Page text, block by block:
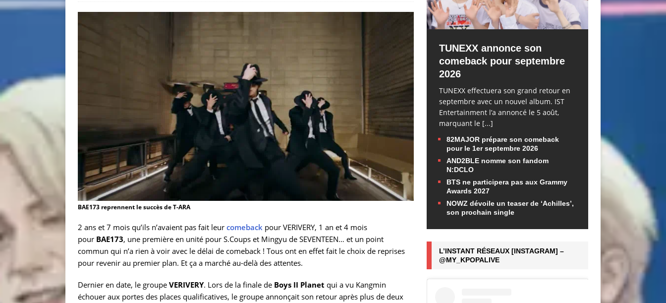
BAE173 reprennent le succès de T-ARA
2 ans et 7 mois qu’ils n’avaient pas fait leur comeback pour VERIVERY, 1 an et 4 mois
pour BAE173, une première en unité pour S.Coups et Mingyu de SEVENTEEN… et un point
commun qui n’a rien à voir avec le délai de comeback ! Tous ont en effet fait le choix de reprises
pour revenir au premier plan. Et ça a marché au-delà des attentes.
Dernier en date, le groupe VERIVERY. Lors de la finale de Boys II Planet qui a vu Kangmin
échouer aux portes des places qualificatives, le groupe annonçait son retour après plus de deux
TUNEXX annonce son
comeback pour septembre
2026
TUNEXX effectuera son grand retour en
septembre avec un nouvel album. IST
Entertainment l’a annoncé le 5 août,
marquant le [...]
82MAJOR prépare son comeback
pour le 1er septembre 2026
AND2BLE nomme son fandom
N:DCLO
BTS ne participera pas aux Grammy
Awards 2027
NOWZ dévoile un teaser de ‘Achilles’,
son prochain single
L’INSTANT RÉSEAUX [INSTAGRAM] –
@MY_KPOPALIVE